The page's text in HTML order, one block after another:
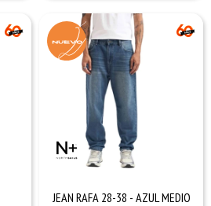
JEAN RAFA 28-38 - AZUL MEDIO